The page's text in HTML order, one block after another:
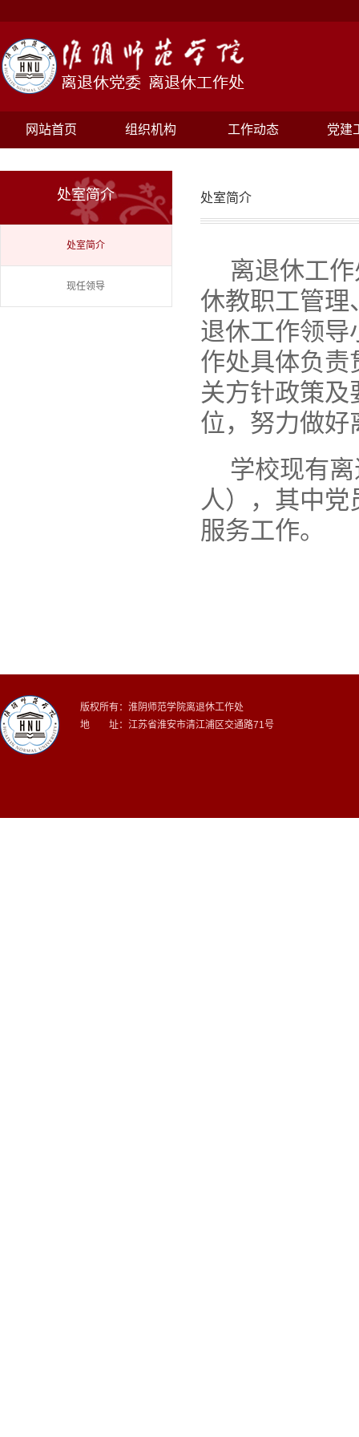
网站首页 组织机构 工作动态 党建
处室简介
处室简介
现任领导
处室简介
离退休工
休教职工管理
退休工作领导
作处具体负责
关方针政策
位，努力做好
学校现有
人），其中
服务工作。
版权所有：淮阴师范学院离退休工作处
地 址：江苏省淮安市清江浦区交通路71号